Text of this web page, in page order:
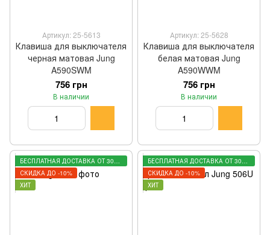
Артикул: 25-5613
Клавиша для выключателя
черная матовая Jung
A590SWM
756 грн
В наличии
Артикул: 25-5628
Клавиша для выключателя
белая матовая Jung
A590WWM
756 грн
В наличии
БЕСПЛАТНАЯ ДОСТАВКА ОТ 3000 ГРН
СКИДКА ДО -10%
ХИТ
БЕСПЛАТНАЯ ДОСТАВКА ОТ 3000 ГРН
СКИДКА ДО -10%
ХИТ